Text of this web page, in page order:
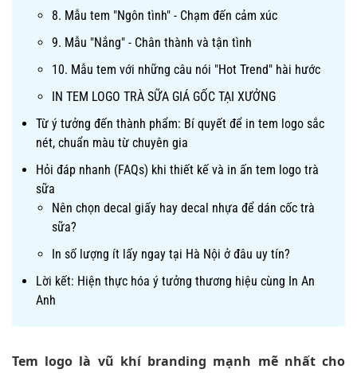
8. Mẫu tem "Ngôn tình" - Chạm đến cảm xúc
9. Mẫu "Nắng" - Chân thành và tận tình
10. Mẫu tem với những câu nói "Hot Trend" hài hước
IN TEM LOGO TRÀ SỮA GIÁ GỐC TẠI XƯỞNG
Từ ý tưởng đến thành phẩm: Bí quyết để in tem logo sắc
nét, chuẩn màu từ chuyên gia
Hỏi đáp nhanh (FAQs) khi thiết kế và in ấn tem logo trà
sữa
Nên chọn decal giấy hay decal nhựa để dán cốc trà
sữa?
In số lượng ít lấy ngay tại Hà Nội ở đâu uy tín?
Lời kết: Hiện thực hóa ý tưởng thương hiệu cùng In An
Anh
Tem logo là vũ khí branding mạnh mẽ nhất cho